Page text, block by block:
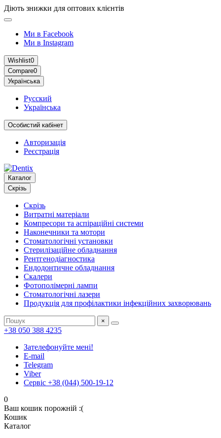
Діють знижки для оптових клієнтів
Ми в Facebook
Ми в Instagram
Wishlist0
Compare0
Українська
Русский
Українська
Особистий кабінет
Авторизація
Реєстрація
Каталог
Скрізь
Скрізь
Витратні матеріали
Компресори та аспіраційні системи
Наконечники та мотори
Стоматологічні установки
Стерилізаційне обладнання
Рентгенодіагностика
Ендодонтичне обладнання
Скалери
Фотополімерні лампи
Стоматологічні лазери
Продукція для профілактики інфекційних захворювань
×
+38 050 388 4235
Зателефонуйте мені!
E-mail
Telegram
Viber
Сервіс +38 (044) 500-19-12
0
Ваш кошик порожній :(
Кошик
Каталог